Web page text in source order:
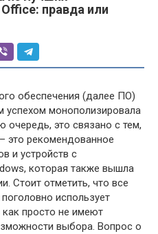
правда или
обеспечения (далее ПО)
успехом монополизировала
это связано с тем,
это рекомендованное
и устройств с
которая также вышла
Стоит отметить, что все
использует
просто не имеют
выбора. Вопрос о